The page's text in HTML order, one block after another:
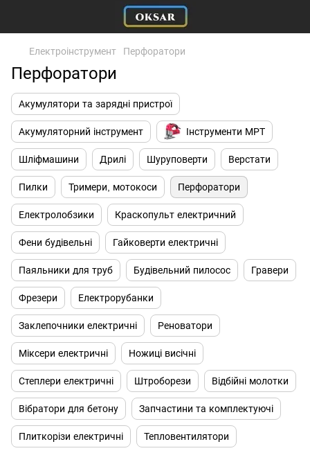
Електроінструмент Перфоратори
Перфоратори
Акумулятори та зарядні пристрої
Акумуляторний інструмент Інструменти МРТ
Шліфмашини Дрилі Шуруповерти Верстати
Пилки Тримери, мотокоси Перфоратори
Електролобзики Краскопульт електричний
Фени будівельні Гайковерти електричні
Паяльники для труб Будівельний пилосос Гравери
Фрезери Електрорубанки
Заклепочники електричні Реноватори
Міксери електричні Ножиці висічні
Степлери електричні Штроборези Відбійні молотки
Вібратори для бетону Запчастини та комплектуючі
Плиткорізи електричні Тепловентилятори